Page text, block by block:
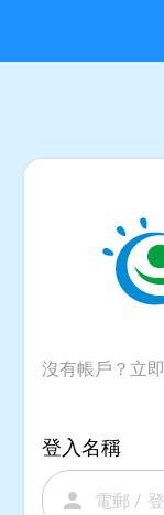
沒有帳戶？立
登入名稱
person